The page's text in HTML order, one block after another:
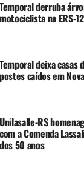
o edital
creche
CANOAS
para
Temporal derruba
motociclista na ERS-
Temporal deixa casas
postes caídos em
Unilasalle-RS
com a Comenda
dos 50 anos